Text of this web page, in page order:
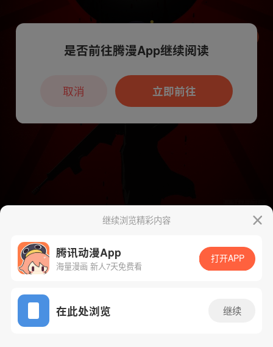
App免费看
下一话 腾漫App免费看
继续浏览精彩内容
腾讯动漫App
海量漫画 新人7天免费看
打开APP
在此处浏览 继续
本章节仅支持App阅读，可打开App新用
户7天免费看
是否前往腾漫App继续阅读
立即前往
取消